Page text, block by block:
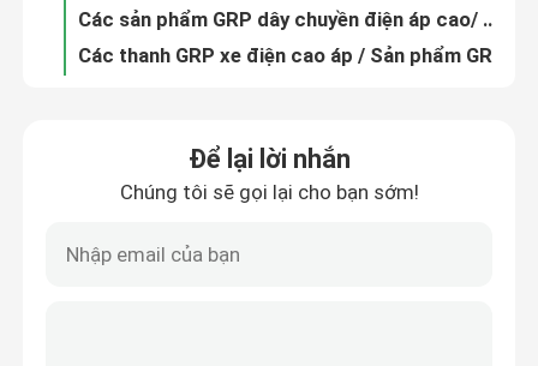
Kiểm soát chất lượng
Phân cách FRP sản phẩm đúc tùy chỉnh cao sức mạnh Frp đúc lưới
Các sản phẩm đúc Smc Frp Profile Pultrusion Sợi thủy tinh cường độ cao
Để lại lời nhắn
Chúng tôi sẽ gọi lại cho bạn sớm!